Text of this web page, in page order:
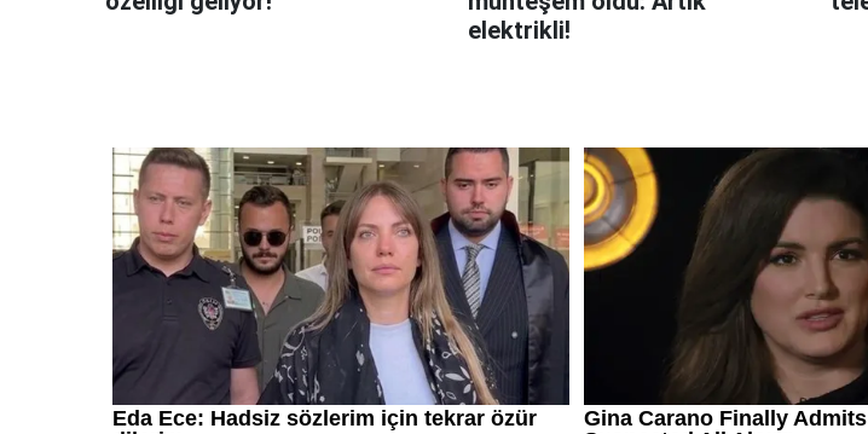
elektrikli!